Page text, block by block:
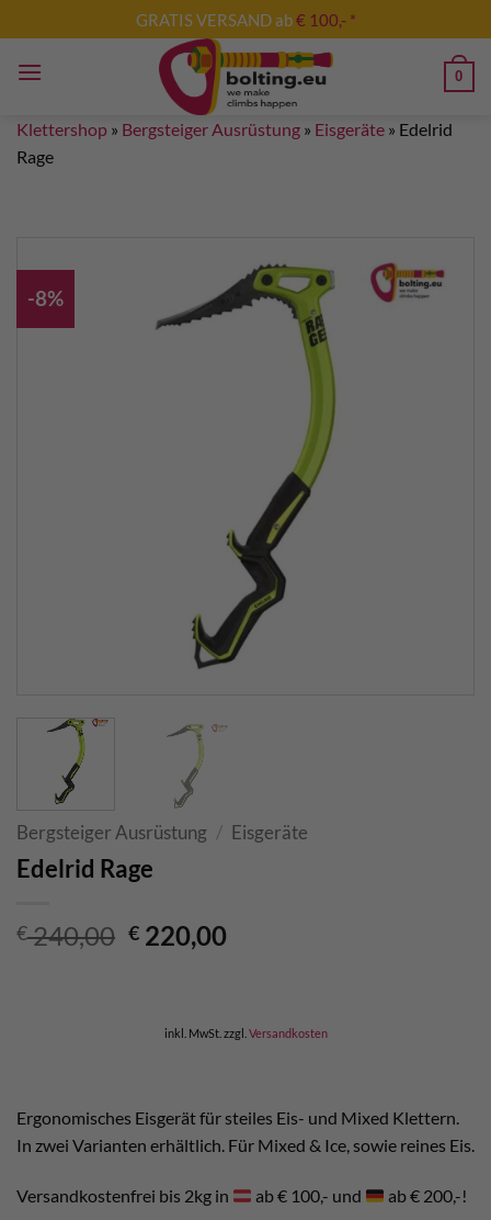
Inhalt
springen
GRATIS VERSAND ab€ 100,- *
0
Klettershop » Bergsteiger Ausrüstung » Eisgeräte » Edelrid
Rage
-8%
Bergsteiger Ausrüstung / Eisgeräte
Edelrid Rage
€240,00 Ursprünglicher
€ 220,00Aktueller
inkl. MwSt. zzgl. Versandkosten
Ergonomisches Eisgerät für steiles Eis- und Mixed Klettern.
In zwei Varianten erhältlich. Für Mixed & Ice, sowie reines Eis.
Versandkostenfrei bis 2kg in ab € 100,- und ab € 200,-!